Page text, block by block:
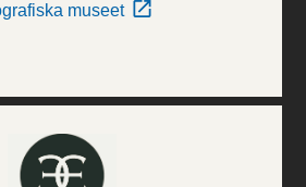
museet